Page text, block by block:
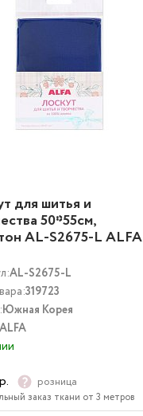
для шитья и
50*55см,
AL-S2675-L ALFA
AL-S2675-L
319723
Южная Корея
ALFA
р. розница
заказ ткани от 3 метров